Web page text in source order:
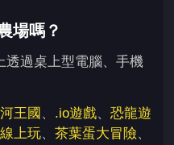
場嗎？
透過桌上型電腦、手機
王國 、 .io遊戲、 恐龍遊
上玩、 茶葉蛋大冒險、